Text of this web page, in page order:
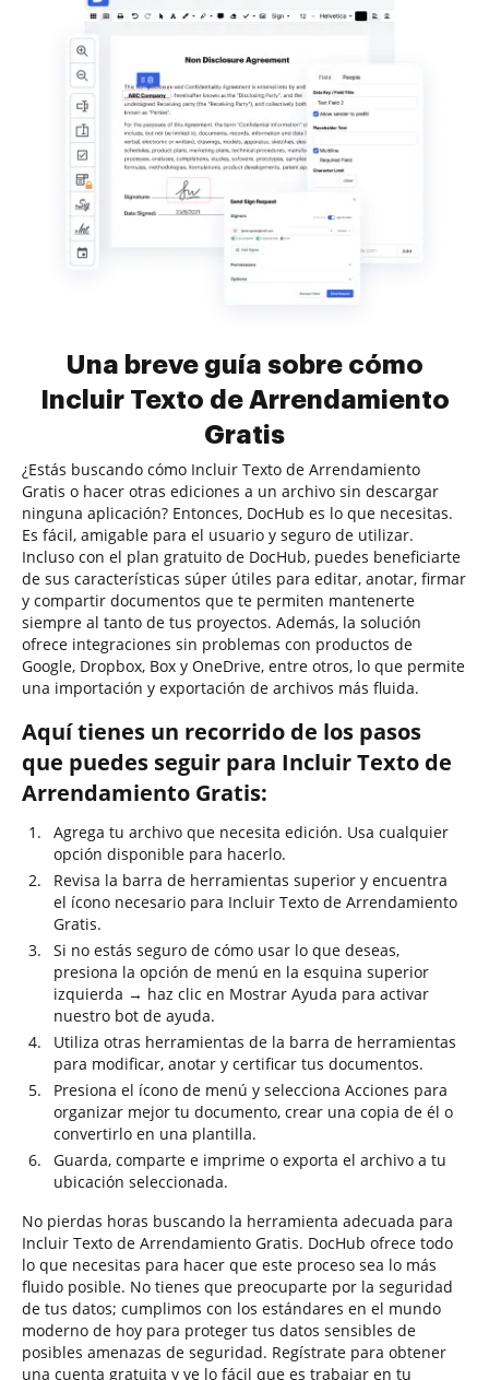
Una breve guía sobre cómo
Incluir Texto de Arrendamiento
Gratis
¿Estás buscando cómo Incluir Texto de Arrendamiento
Gratis o hacer otras ediciones a un archivo sin descargar
ninguna aplicación? Entonces, DocHub es lo que necesitas.
Es fácil, amigable para el usuario y seguro de utilizar.
Incluso con el plan gratuito de DocHub, puedes beneficiarte
de sus características súper útiles para editar, anotar, firmar
y compartir documentos que te permiten mantenerte
siempre al tanto de tus proyectos. Además, la solución
ofrece integraciones sin problemas con productos de
Google, Dropbox, Box y OneDrive, entre otros, lo que permite
una importación y exportación de archivos más fluida.
Aquí tienes un recorrido de los pasos
que puedes seguir para Incluir Texto de
Arrendamiento Gratis:
Agrega tu archivo que necesita edición. Usa cualquier
opción disponible para hacerlo.
Revisa la barra de herramientas superior y encuentra
el ícono necesario para Incluir Texto de Arrendamiento
Gratis.
Si no estás seguro de cómo usar lo que deseas,
presiona la opción de menú en la esquina superior
izquierda → haz clic en Mostrar Ayuda para activar
nuestro bot de ayuda.
Utiliza otras herramientas de la barra de herramientas
para modificar, anotar y certificar tus documentos.
Presiona el ícono de menú y selecciona Acciones para
organizar mejor tu documento, crear una copia de él o
convertirlo en una plantilla.
Guarda, comparte e imprime o exporta el archivo a tu
ubicación seleccionada.
No pierdas horas buscando la herramienta adecuada para
Incluir Texto de Arrendamiento Gratis. DocHub ofrece todo
lo que necesitas para hacer que este proceso sea lo más
fluido posible. No tienes que preocuparte por la seguridad
de tus datos; cumplimos con los estándares en el mundo
moderno de hoy para proteger tus datos sensibles de
posibles amenazas de seguridad. Regístrate para obtener
una cuenta gratuita y ve lo fácil que es trabajar en tu